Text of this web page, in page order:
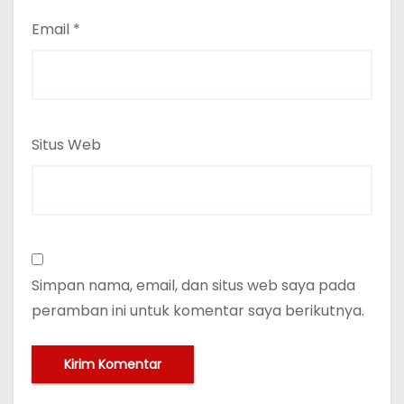
Email *
Situs Web
Simpan nama, email, dan situs web saya pada
peramban ini untuk komentar saya berikutnya.